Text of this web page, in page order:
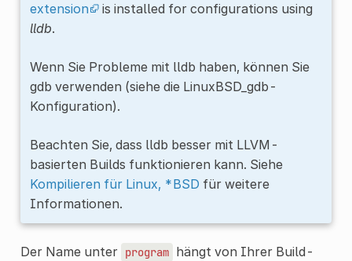
extension
is installed for configurations using
lldb.
Wenn Sie Probleme mit lldb haben, können Sie
gdb verwenden (siehe die LinuxBSD_gdb-
Konfiguration).
Beachten Sie, dass lldb besser mit LLVM-
basierten Builds funktionieren kann. Siehe
Kompilieren für Linux, *BSD für weitere
Informationen.
Der Name unter program hängt von Ihrer Build-